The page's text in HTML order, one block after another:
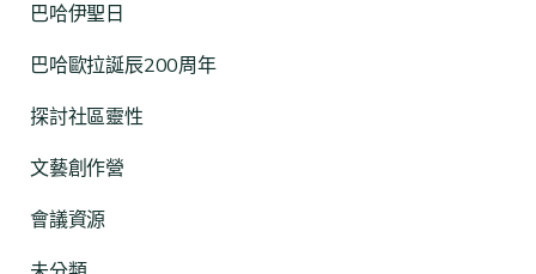
巴哈伊聖日
巴哈歐拉誕辰200周年
探討社區靈性
文藝創作營
會議資源